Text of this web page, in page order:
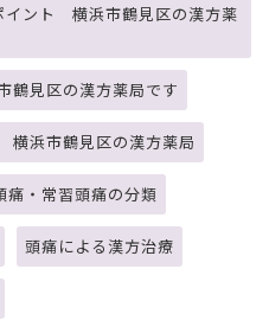
イント 横浜市鶴見区の漢方薬
見区の漢方薬局です
浜市鶴見区の漢方薬局
痛・常習頭痛の分類
頭痛による漢方治療